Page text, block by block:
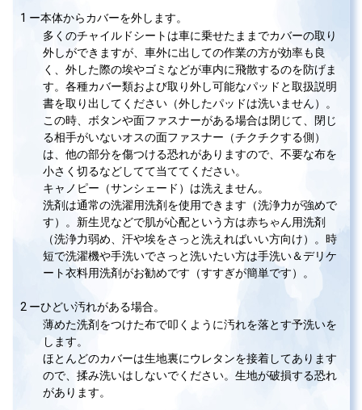
1 ー本体からカバーを外します。
多くのチャイルドシートは車に乗せたままでカバーの取り
外しができますが、車外に出しての作業の方が効率も良
く、外した際の埃やゴミなどが車内に飛散するのを防げま
す。各種カバー類および取り外し可能なパッドと取扱説明
書を取り出してください（外したパッドは洗いません）。
この時、ボタンや面ファスナーがある場合は閉じて、閉じ
る相手がいないオスの面ファスナー（チクチクする側）
は、他の部分を傷つける恐れがありますので、不要な布を
小さく切るなどしてて当ててください。
キャノピー（サンシェード）は洗えません。
洗剤は通常の洗濯用洗剤を使用できます（洗浄力が強めで
す）。新生児などで肌が心配という方は赤ちゃん用洗剤
（洗浄力弱め、汗や埃をさっと洗えればいい方向け）。時
短で洗濯機や手洗いでさっと洗いたい方は手洗い＆デリケ
ート衣料用洗剤がお勧めです（すすぎが簡単です）。
2 ーひどい汚れがある場合。
薄めた洗剤をつけた布で叩くように汚れを落とす予洗いを
します。
ほとんどのカバーは生地裏にウレタンを接着してあります
ので、揉み洗いはしないでください。生地が破損する恐れ
があります。